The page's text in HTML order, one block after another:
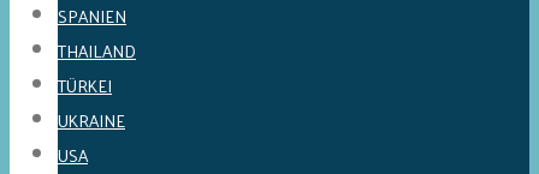
SPANIEN
THAILAND
TÜRKEI
UKRAINE
USA